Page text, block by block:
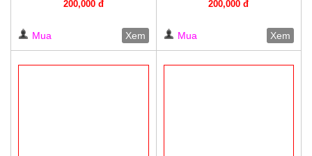
200,000 đ
Mua Xem
200,000 đ
Mua Xem